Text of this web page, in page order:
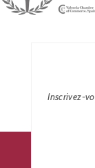
Inscrivez-